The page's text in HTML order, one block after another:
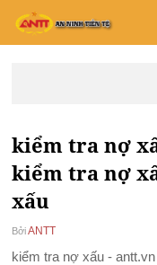
kiểm tra nợ
kiểm tra nợ
xấu
Bởi ANTT
kiểm tra nợ xấu -